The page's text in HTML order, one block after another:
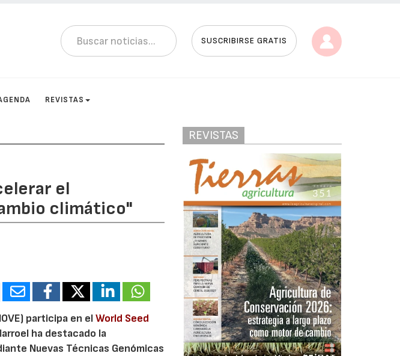
SUSCRIBIRSE GRATIS
REVISTAS
el
climático"
participa en elWorld Seed
ha destacado la
Nuevas Técnicas Genómicas
REVISTAS